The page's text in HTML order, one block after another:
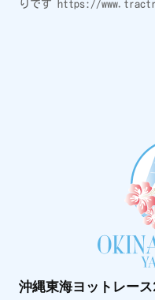
りです https://
沖縄東海ヨットレー